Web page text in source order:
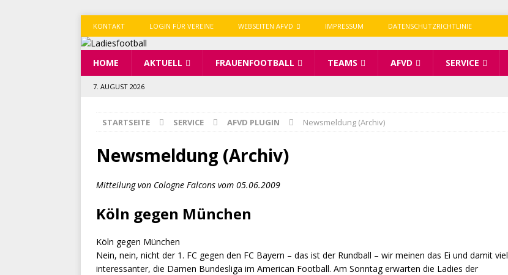
KONTAKT LOGIN FÜR VEREINE WEBSEITEN AFVD IMPRESSUM DATENSCHUTZRICHTLINIE
HOME AKTUELL FRAUENFOOTBALL TEAMS AFVD SERVICE
7. AUGUST 2026
STARTSEITE SERVICE AFVD PLUGIN Newsmeldung (Archiv)
Newsmeldung (Archiv)
Mitteilung von Cologne Falcons vom 05.06.2009
Köln gegen München
Köln gegen München
Nein, nein, nicht der 1. FC gegen den FC Bayern – das ist der Rundball – wir meinen das Ei und damit viel
interessanter, die Damen Bundesliga im American Football. Am Sonntag erwarten die Ladies der